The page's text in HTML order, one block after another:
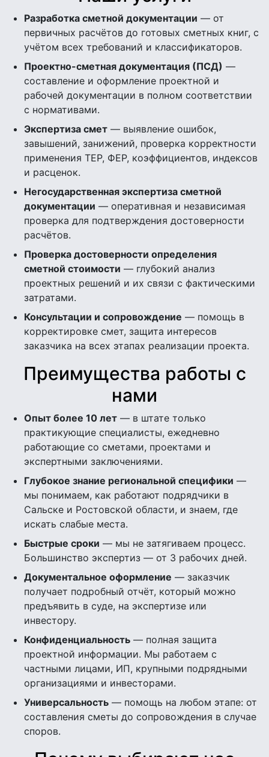
Разработка сметной документации — от
первичных расчётов до готовых сметных книг, с
учётом всех требований и классификаторов.
Проектно-сметная документация (ПСД) —
составление и оформление проектной и
рабочей документации в полном соответствии
с нормативами.
Экспертиза смет — выявление ошибок,
завышений, занижений, проверка корректности
применения ТЕР, ФЕР, коэффициентов, индексов
и расценок.
Негосударственная экспертиза сметной
документации — оперативная и независимая
проверка для подтверждения достоверности
расчётов.
Проверка достоверности определения
сметной стоимости — глубокий анализ
проектных решений и их связи с фактическими
затратами.
Консультации и сопровождение — помощь в
корректировке смет, защита интересов
заказчика на всех этапах реализации проекта.
Преимущества работы с
нами
Опыт более 10 лет — в штате только
практикующие специалисты, ежедневно
работающие со сметами, проектами и
экспертными заключениями.
Глубокое знание региональной специфики —
мы понимаем, как работают подрядчики в
Сальске и Ростовской области, и знаем, где
искать слабые места.
Быстрые сроки — мы не затягиваем процесс.
Большинство экспертиз — от 3 рабочих дней.
Документальное оформление — заказчик
получает подробный отчёт, который можно
предъявить в суде, на экспертизе или
инвестору.
Конфиденциальность — полная защита
проектной информации. Мы работаем с
частными лицами, ИП, крупными подрядными
организациями и инвесторами.
Универсальность — помощь на любом этапе: от
составления сметы до сопровождения в случае
споров.